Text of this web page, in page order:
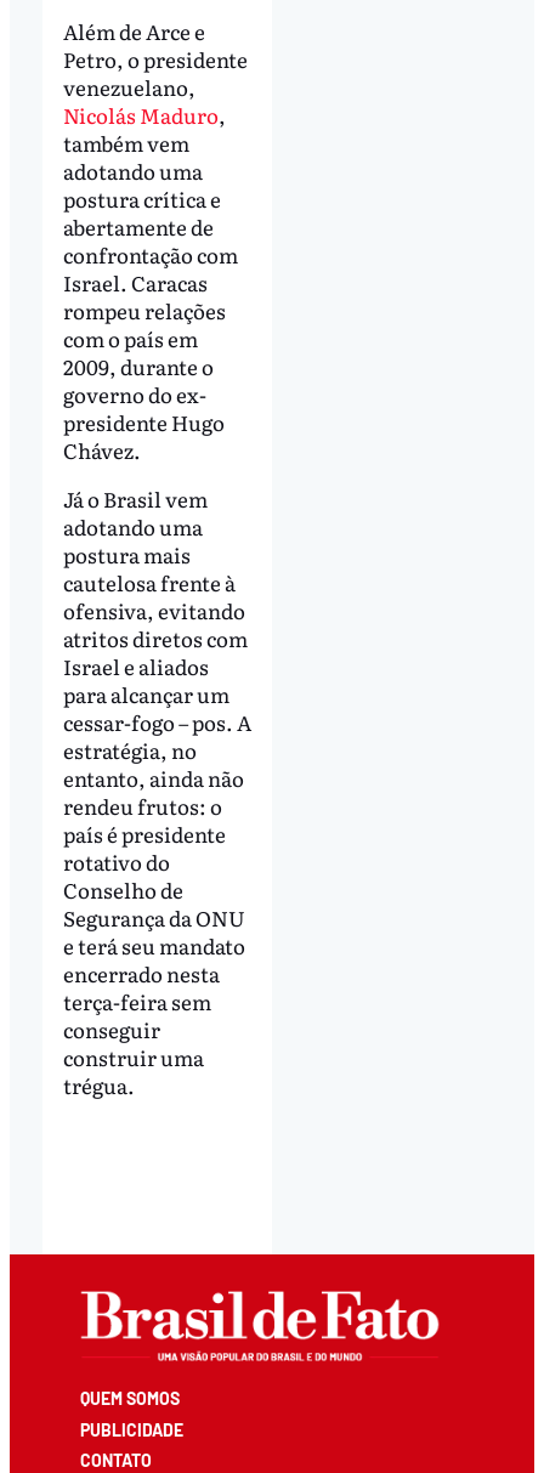
Além de Arce e
Petro, o presidente
venezuelano,
Nicolás Maduro,
também vem
adotando uma
postura crítica e
abertamente de
confrontação com
Israel. Caracas
rompeu relações
com o país em
2009, durante o
governo do ex-
presidente Hugo
Chávez.
Já o Brasil vem
adotando uma
postura mais
cautelosa frente à
ofensiva, evitando
atritos diretos com
Israel e aliados
para alcançar um
cessar-fogo – pos. A
estratégia, no
entanto, ainda não
rendeu frutos: o
país é presidente
rotativo do
Conselho de
Segurança da ONU
e terá seu mandato
encerrado nesta
terça-feira sem
conseguir
construir uma
trégua.
QUEM SOMOS
PUBLICIDADE
CONTATO